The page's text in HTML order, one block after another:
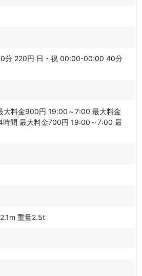
分 220円 日・祝 00:00-00:00 40分
大料金900円 19:00～7:00 最大料金
時間 最大料金700円 19:00～7:00 最
重量2.5t